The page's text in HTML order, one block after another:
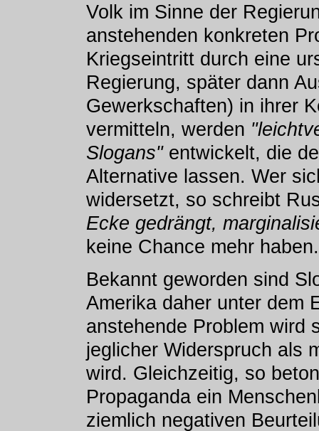
Volk im Sinne der
anstehenden konkreten
Kriegseintritt durch eine
Regierung, später dann
Gewerkschaften) in ihrer
vermitteln, werden
Slogans"entwickelt, die
Alternative lassen. Wer
widersetzt, so schreibt
Ecke gedrängt,
keine Chance mehr haben.
Bekannt geworden sind
Amerika daher unter dem
anstehende Problem wird
jeglicher Widerspruch als
wird. Gleichzeitig, so
Propaganda ein
ziemlich negativen